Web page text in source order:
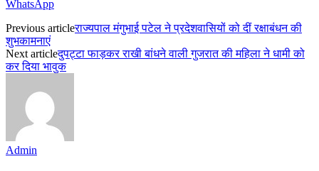
WhatsApp
Previous articleराज्यपाल मंगुभाई पटेल ने प्रदेशवासियों को दीं रक्षाबंधन की
शुभकामनाएं
Next articleदुपट्टा फाड़कर राखी बांधने वाली गुजरात की महिला ने धामी को
कर दिया भावुक
Admin